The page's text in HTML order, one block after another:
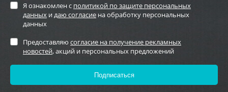
Я ознакомлен с политикой по защите персональных
данных и даю согласие на обработку персональных
данных
Предоставляю согласие на получение рекламных
новостей, акций и персональных предложений